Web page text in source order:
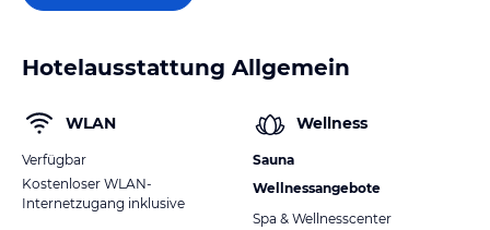
Hotelausstattung Allgemein
WLAN
Verfügbar
Kostenloser WLAN-
Internetzugang inklusive
Wellness
Sauna
Wellnessangebote
Spa & Wellnesscenter